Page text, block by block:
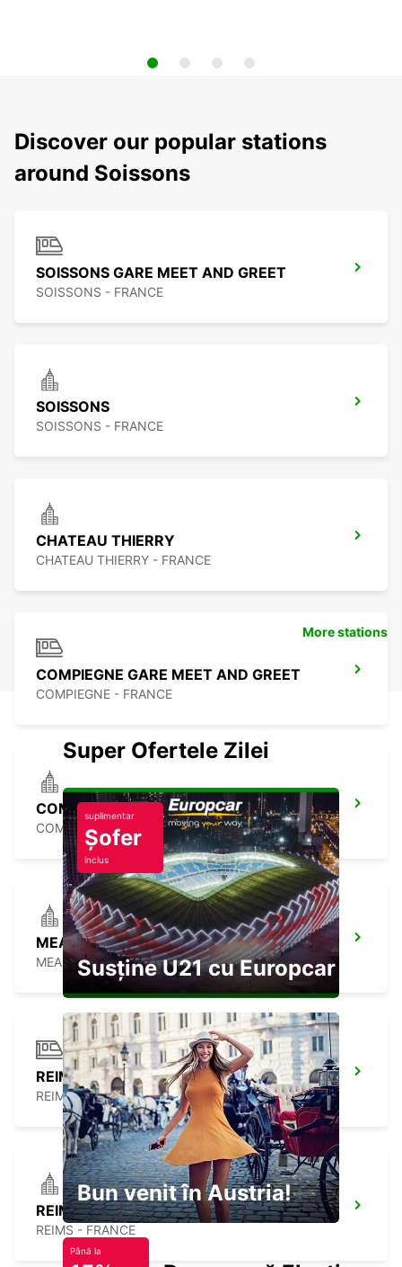
Discover our popular stations
around Soissons
SOISSONS GARE MEET AND GREET
SOISSONS - FRANCE
SOISSONS
SOISSONS - FRANCE
CHATEAU THIERRY
CHATEAU THIERRY - FRANCE
COMPIEGNE GARE MEET AND GREET
COMPIEGNE - FRANCE
COMPIEGNE
COMPIEGNE - FRANCE
MEAUX -IKC-
MEAUX - FRANCE
REIMS GARE MEET AND GREET
REIMS - FRANCE
REIMS
REIMS - FRANCE
More stations
Super Ofertele Zilei
suplimentar
Șofer
inclus
Susține U21 cu Europcar
Bun venit în Austria!
Până la